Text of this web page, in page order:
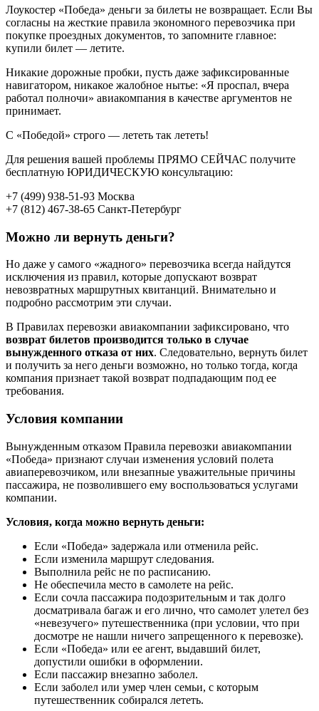
Лоукостер «Победа» деньги за билеты не возвращает. Если Вы
согласны на жесткие правила экономного перевозчика при
покупке проездных документов, то запомните главное:
купили билет — летите.
Никакие дорожные пробки, пусть даже зафиксированные
навигатором, никакое жалобное нытье: «Я проспал, вчера
работал полночи» авиакомпания в качестве аргументов не
принимает.
С «Победой» строго — лететь так лететь!
Для решения вашей проблемы ПРЯМО СЕЙЧАС получите
бесплатную ЮРИДИЧЕСКУЮ консультацию:
+7 (499) 938-51-93 Москва
+7 (812) 467-38-65 Санкт-Петербург
Можно ли вернуть деньги?
Но даже у самого «жадного» перевозчика всегда найдутся
исключения из правил, которые допускают возврат
невозвратных маршрутных квитанций. Внимательно и
подробно рассмотрим эти случаи.
В Правилах перевозки авиакомпании зафиксировано, что
возврат билетов производится только в случае
вынужденного отказа от них. Следовательно, вернуть билет
и получить за него деньги возможно, но только тогда, когда
компания признает такой возврат подпадающим под ее
требования.
Условия компании
Вынужденным отказом Правила перевозки авиакомпании
«Победа» признают случаи изменения условий полета
авиаперевозчиком, или внезапные уважительные причины
пассажира, не позволившего ему воспользоваться услугами
компании.
Условия, когда можно вернуть деньги:
Если «Победа» задержала или отменила рейс.
Если изменила маршрут следования.
Выполнила рейс не по расписанию.
Не обеспечила место в самолете на рейс.
Если сочла пассажира подозрительным и так долго
досматривала багаж и его лично, что самолет улетел без
«невезучего» путешественника (при условии, что при
досмотре не нашли ничего запрещенного к перевозке).
Если «Победа» или ее агент, выдавший билет,
допустили ошибки в оформлении.
Если пассажир внезапно заболел.
Если заболел или умер член семьи, с которым
путешественник собирался лететь.